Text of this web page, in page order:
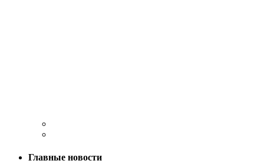
Главные новости